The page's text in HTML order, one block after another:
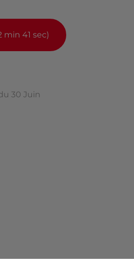
min 41 sec)
30 Juin